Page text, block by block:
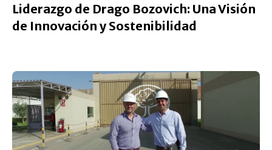
Liderazgo de Drago Bozovich: Una Visión
de Innovación y Sostenibilidad